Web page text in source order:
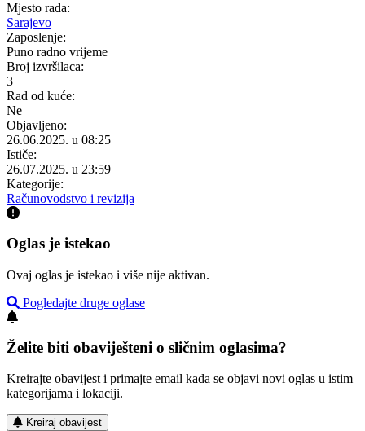
Mjesto rada:
Sarajevo
Zaposlenje:
Puno radno vrijeme
Broj izvršilaca:
3
Rad od kuće:
Ne
Objavljeno:
26.06.2025. u 08:25
Ističe:
26.07.2025. u 23:59
Kategorije:
Računovodstvo i revizija
Oglas je istekao
Ovaj oglas je istekao i više nije aktivan.
Pogledajte druge oglase
Želite biti obaviješteni o sličnim oglasima?
Kreirajte obavijest i primajte email kada se objavi novi oglas u istim
kategorijama i lokaciji.
Kreiraj obavijest